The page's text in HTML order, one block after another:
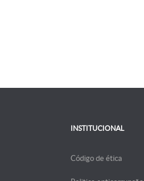
INSTITUCIONAL
Código de ética